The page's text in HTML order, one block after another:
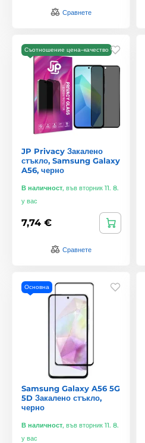
Сравнете
Съотношение цена–качество
JP Privacy Закалено
стъкло, Samsung Galaxy
A56, черно
В наличност, във вторник 11. 8.
у вас
7,74 €
Сравнете
Основна
Samsung Galaxy A56 5G
5D Закалено стъкло,
черно
В наличност, във вторник 11. 8.
у вас